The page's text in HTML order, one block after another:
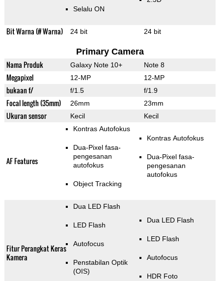
Selalu ON
Bit Warna (# Warna) 24 bit 24 bit
Primary Camera
Nama Produk Galaxy Note 10+ Note 8
Megapixel 12-MP 12-MP
bukaan f/ f/1.5 f/1.9
Focal length (35mm) 26mm 23mm
Ukuran sensor Kecil Kecil
AF Features
Kontras Autofokus
Dua-Pixel fasa-
pengesanan
autofokus
Object Tracking
Kontras Autofokus
Dua-Pixel fasa-
pengesanan
autofokus
Fitur Perangkat Keras
Kamera
Dua LED Flash
LED Flash
Autofocus
Penstabilan Optik
(OIS)
Dua LED Flash
LED Flash
Autofocus
HDR Foto